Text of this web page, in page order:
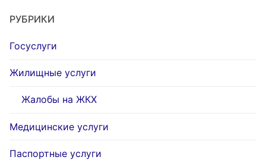
РУБРИКИ
Госуслуги
Жилищные услуги
Жалобы на ЖКХ
Медицинские услуги
Паспортные услуги